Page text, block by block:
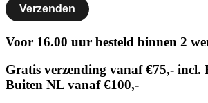
Voor 16.00 uur besteld binnen 2
Gratis verzending vanaf €75,- incl.
Buiten NL vanaf €100,-